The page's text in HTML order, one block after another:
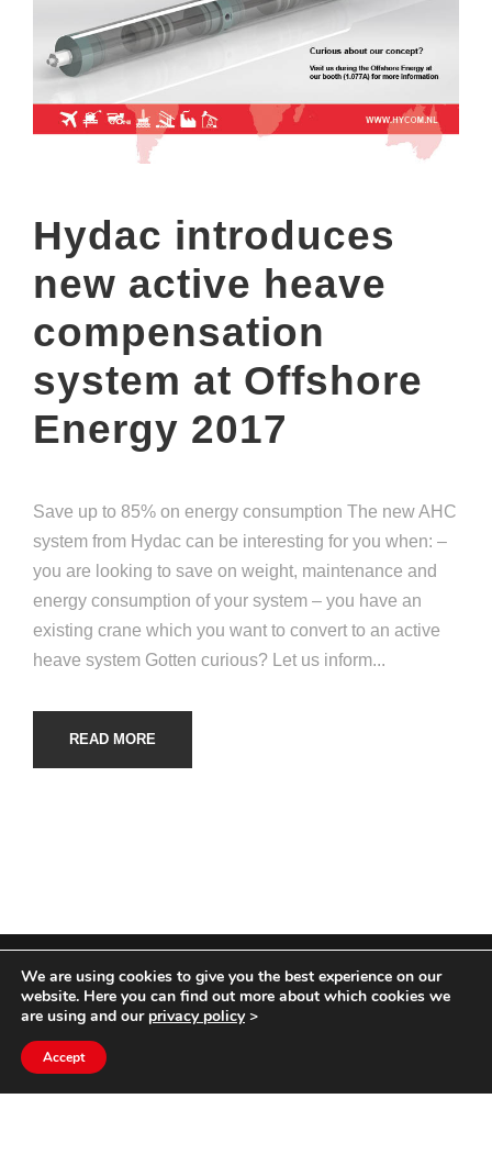
Hydac introduces
new active heave
compensation
system at Offshore
Energy 2017
Save up to 85% on energy consumption The new AHC
system from Hydac can be interesting for you when: –
you are looking to save on weight, maintenance and
energy consumption of your system – you have an
existing crane which you want to convert to an active
heave system Gotten curious? Let us inform...
READ MORE
COPYRIGHT HYCOM ALL RIGHTS RESERVED |
IMPRINT|TERMS & CONDITIONS
We are using cookies to give you the best experience on our
website. Here you can find out more about which cookies we
are using and our privacy policy>
Accept